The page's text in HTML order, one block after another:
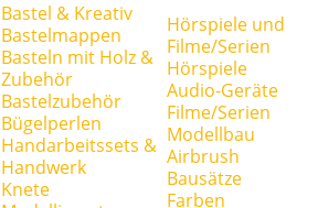
Bastel & Kreativ
Bastelmappen
Basteln mit Holz &
Zubehör
Bastelzubehör
Bügelperlen
Handarbeitssets &
Handwerk
Knete
Hörspiele und
Filme/Serien
Hörspiele
Audio-Geräte
Filme/Serien
Modellbau
Airbrush
Bausätze
Farben